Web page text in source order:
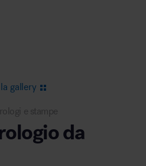
gallery
e stampe
da